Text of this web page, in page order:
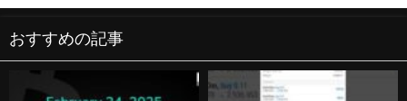
おすすめの記事